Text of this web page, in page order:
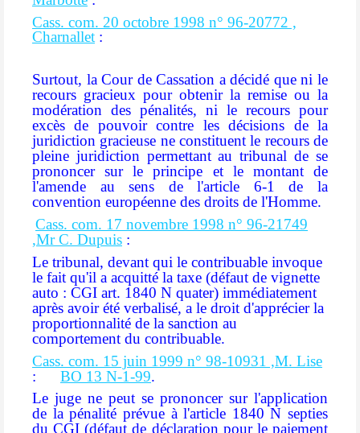
Cass. com. 20 octobre 1998 n° 96-20772 ,
Charnallet :
Surtout, la Cour de Cassation a décidé que ni le
recours gracieux pour obtenir la remise ou la
modération des pénalités, ni le recours pour
excès de pouvoir contre les décisions de la
juridiction gracieuse ne constituent le recours de
pleine juridiction permettant au tribunal de se
prononcer sur le principe et le montant de
l'amende au sens de l'article 6-1 de la
convention européenne des droits de l'Homme.
Cass. com. 17 novembre 1998 n° 96-21749
,Mr C. Dupuis :
Le tribunal, devant qui le contribuable invoque
le fait qu'il a acquitté la taxe (défaut de vignette
auto : CGI art. 1840 N quater) immédiatement
après avoir été verbalisé, a le droit d'apprécier la
proportionnalité de la sanction au
comportement du contribuable.
Cass. com. 15 juin 1999 n° 98-10931 ,M. Lise
: BO 13 N-1-99.
Le juge ne peut se prononcer sur l'application
de la pénalité prévue à l'article 1840 N septies
du CGI (défaut de déclaration pour le paiement